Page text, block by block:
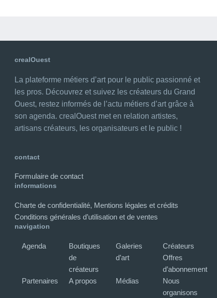
crealOuest
La plateforme métiers d’art pour le public passionné et
les pros. Découvrez et suivez les créateurs du Grand
Ouest, restez informés de l’actu métiers d’art grâce à
son agenda. crealOuest met en relation artistes,
artisans créateurs, les organisateurs et le public !
contact
Formulaire de contact
informations
Charte de confidentialité, Mentions légales et crédits
Conditions générales d’utilisation et de ventes
navigation
Agenda
Boutiques
de
créateurs
Galeries
d’art
Créateurs
Offres
d’abonnement
Partenaires
A propos Médias
Nous
organisons